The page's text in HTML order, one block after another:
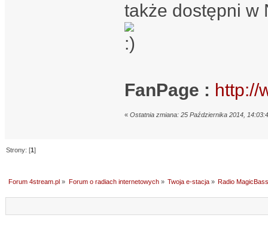
także dostępni w
FanPage : http://
« Ostatnia zmiana: 25 Października 2014,
Strony: [1]
Forum 4stream.pl » Forum o radiach internetowych» Twoja e-stacja» Radio